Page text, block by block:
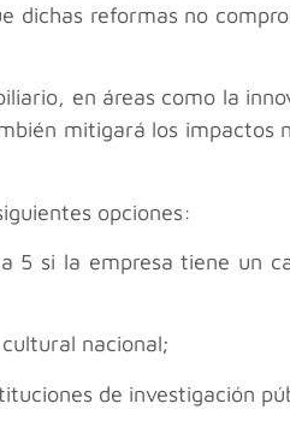
dichas reformas no
en áreas como la
mitigará los impactos
opciones:
5 si la empresa tiene un
nacional;
de investigación